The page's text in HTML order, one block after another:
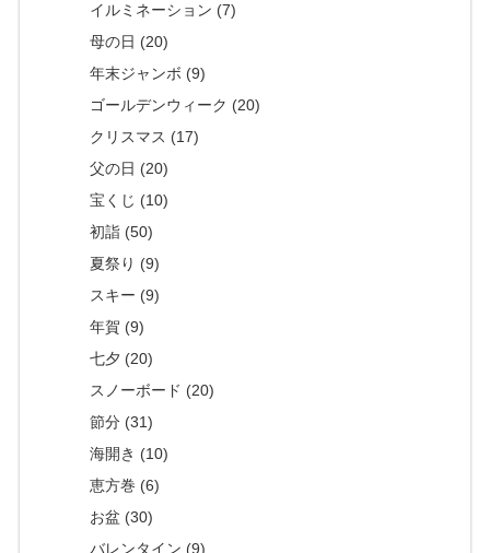
イルミネーション (7)
母の日 (20)
年末ジャンボ (9)
ゴールデンウィーク (20)
クリスマス (17)
父の日 (20)
宝くじ (10)
初詣 (50)
夏祭り (9)
スキー (9)
年賀 (9)
七夕 (20)
スノーボード (20)
節分 (31)
海開き (10)
恵方巻 (6)
お盆 (30)
バレンタイン (9)